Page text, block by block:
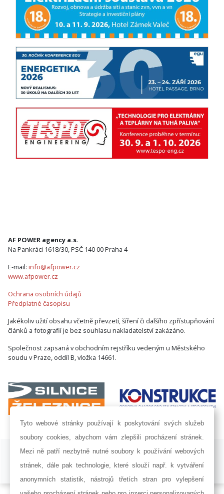
AF POWER agency a.s.
Na Pankráci 1618/30, PSČ 140 00 Praha 4
E-mail: info@afpower.cz
www.afpower.cz
Ochrana osobních údajů
Předplatné časopisu
Jakékoliv užití obsahu včetně převzetí, šíření či dalšího zpřístupňování
článků a fotografií je bez souhlasu nakladatelství zakázáno.
Společnost zapsaná v obchodním rejstříku vedeným u Městského
soudu v Praze, oddíl B, vložka 14661.
ISSN 1802-8535 © 2009 - 2026 AF POWER agency a.s. |
Nastavení
Railsformers s.r.o.
Tyto webové stránky používají k poskytování svých služeb
soubory cookies, abychom vám zlepšili procházení stránek.
Mezi ně patří nezbytně nutné soubory k používání webových
stránek, dále pak technologie, které slouží např. k vytváření
anonymních statistik, nástrojů třetích stran pro vylepšení